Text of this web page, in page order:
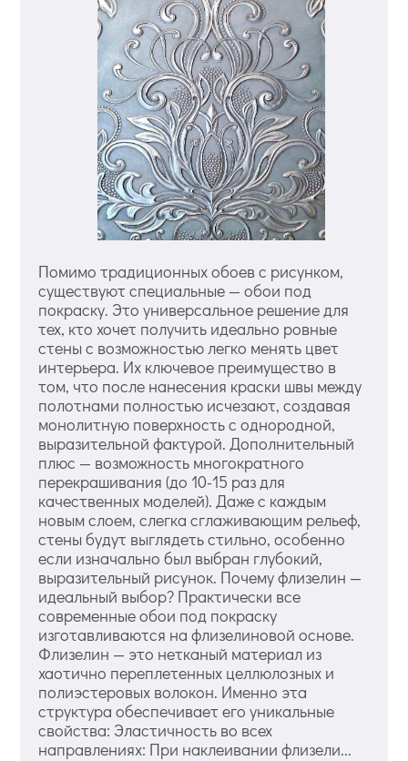
Помимо традиционных обоев с рисунком,
существуют специальные — обои под
покраску. Это универсальное решение для
тех, кто хочет получить идеально ровные
стены с возможностью легко менять цвет
интерьера. Их ключевое преимущество в
том, что после нанесения краски швы между
полотнами полностью исчезают, создавая
монолитную поверхность с однородной,
выразительной фактурой. Дополнительный
плюс — возможность многократного
перекрашивания (до 10-15 раз для
качественных моделей). Даже с каждым
новым слоем, слегка сглаживающим рельеф,
стены будут выглядеть стильно, особенно
если изначально был выбран глубокий,
выразительный рисунок. Почему флизелин —
идеальный выбор? Практически все
современные обои под покраску
изготавливаются на флизелиновой основе.
Флизелин — это нетканый материал из
хаотично переплетенных целлюлозных и
полиэстеровых волокон. Именно эта
структура обеспечивает его уникальные
свойства: Эластичность во всех
направлениях: При наклеивании флизели...